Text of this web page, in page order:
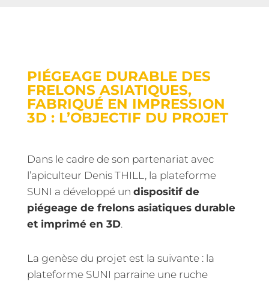
PIÉGEAGE DURABLE DES
FRELONS ASIATIQUES,
FABRIQUÉ EN IMPRESSION
3D : L’OBJECTIF DU PROJET
Dans le cadre de son partenariat avec
l’apiculteur Denis THILL, la plateforme
SUNI a développé un dispositif de
piégeage de frelons asiatiques durable
et imprimé en 3D.
La genèse du projet est la suivante : la
plateforme SUNI parraine une ruche